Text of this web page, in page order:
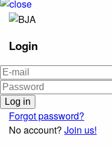
Login
Forgot password?
No account? Join us!